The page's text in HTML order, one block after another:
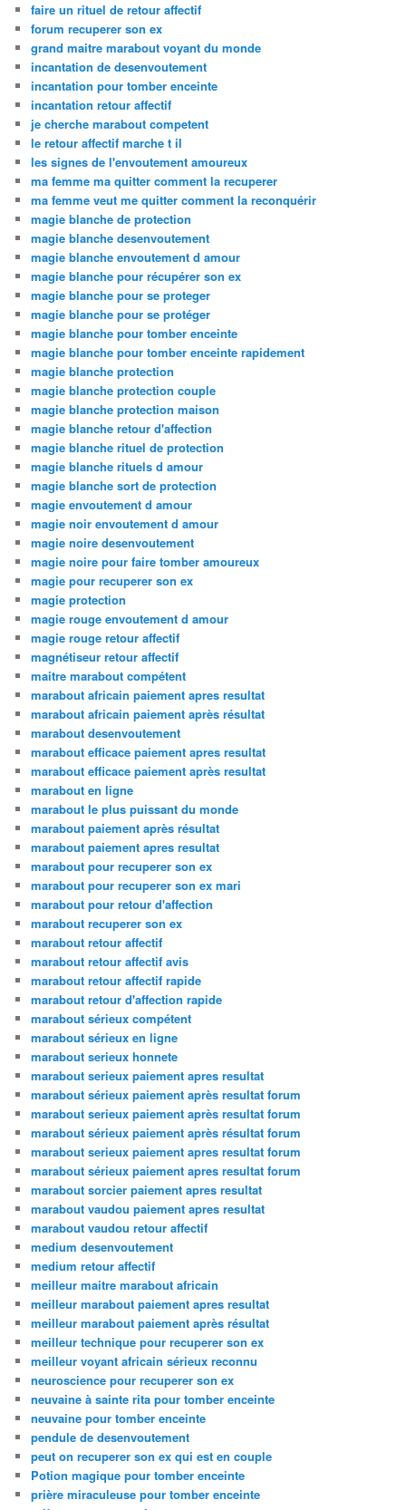
faire un rituel de retour affectif
forum recuperer son ex
grand maitre marabout voyant du monde
incantation de desenvoutement
incantation pour tomber enceinte
incantation retour affectif
je cherche marabout competent
le retour affectif marche t il
les signes de l'envoutement amoureux
ma femme ma quitter comment la recuperer
ma femme veut me quitter comment la reconquérir
magie blanche de protection
magie blanche desenvoutement
magie blanche envoutement d amour
magie blanche pour récupérer son ex
magie blanche pour se proteger
magie blanche pour se protéger
magie blanche pour tomber enceinte
magie blanche pour tomber enceinte rapidement
magie blanche protection
magie blanche protection couple
magie blanche protection maison
magie blanche retour d'affection
magie blanche rituel de protection
magie blanche rituels d amour
magie blanche sort de protection
magie envoutement d amour
magie noir envoutement d amour
magie noire desenvoutement
magie noire pour faire tomber amoureux
magie pour recuperer son ex
magie protection
magie rouge envoutement d amour
magie rouge retour affectif
magnétiseur retour affectif
maitre marabout compétent
marabout africain paiement apres resultat
marabout africain paiement après résultat
marabout desenvoutement
marabout efficace paiement apres resultat
marabout efficace paiement après resultat
marabout en ligne
marabout le plus puissant du monde
marabout paiement après résultat
marabout paiement apres resultat
marabout pour recuperer son ex
marabout pour recuperer son ex mari
marabout pour retour d'affection
marabout recuperer son ex
marabout retour affectif
marabout retour affectif avis
marabout retour affectif rapide
marabout retour d'affection rapide
marabout sérieux compétent
marabout sérieux en ligne
marabout serieux honnete
marabout serieux paiement apres resultat
marabout sérieux paiement après resultat forum
marabout serieux paiement après resultat forum
marabout sérieux paiement après résultat forum
marabout serieux paiement apres resultat forum
marabout sérieux paiement apres resultat forum
marabout sorcier paiement apres resultat
marabout vaudou paiement apres resultat
marabout vaudou retour affectif
medium desenvoutement
medium retour affectif
meilleur maitre marabout africain
meilleur marabout paiement apres resultat
meilleur marabout paiement après résultat
meilleur technique pour recuperer son ex
meilleur voyant africain sérieux reconnu
neuroscience pour recuperer son ex
neuvaine à sainte rita pour tomber enceinte
neuvaine pour tomber enceinte
pendule de desenvoutement
peut on recuperer son ex qui est en couple
Potion magique pour tomber enceinte
prière miraculeuse pour tomber enceinte